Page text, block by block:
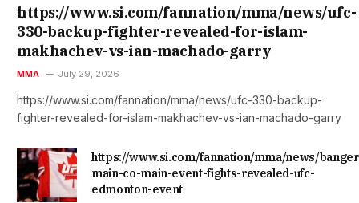
https://www.si.com/fannation/mma/news/ufc-
330-backup-fighter-revealed-for-islam-
makhachev-vs-ian-machado-garry
MMA July 29, 2026
https://www.si.com/fannation/mma/news/ufc-330-backup-
fighter-revealed-for-islam-makhachev-vs-ian-machado-garry
https://www.si.com/fannation/mma/news/
main-co-main-event-fights-revealed-ufc-
edmonton-event